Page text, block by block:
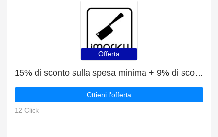
Offerta
15% di sconto sulla spesa minima + 9% di sconto sui 3-Piece 12" Fry Pan Knife Set
Ottieni l'offerta
12 Click